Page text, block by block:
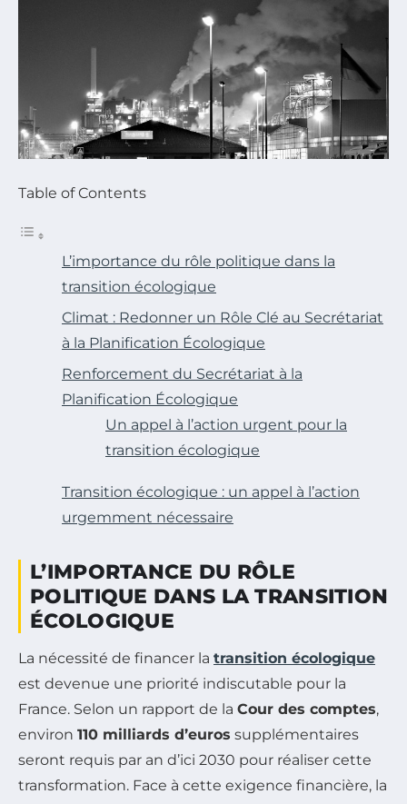
Table of Contents
L’importance du rôle politique dans la
transition écologique
Climat : Redonner un Rôle Clé au Secrétariat
à la Planification Écologique
Renforcement du Secrétariat à la
Planification Écologique
Un appel à l’action urgent pour la
transition écologique
Transition écologique : un appel à l’action
urgemment nécessaire
L’IMPORTANCE DU RÔLE
POLITIQUE DANS LA TRANSITION
ÉCOLOGIQUE
La nécessité de financer la transition écologique
est devenue une priorité indiscutable pour la
France. Selon un rapport de la Cour des comptes,
environ 110 milliards d’euros supplémentaires
seront requis par an d’ici 2030 pour réaliser cette
transformation. Face à cette exigence financière, la